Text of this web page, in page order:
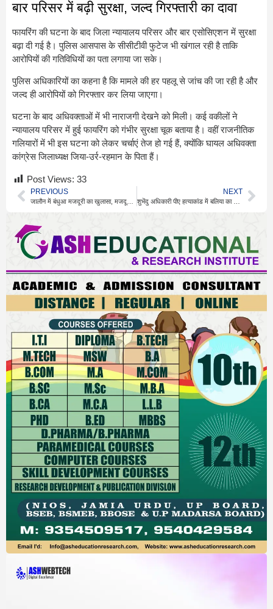
बार परिसर में बढ़ी सुरक्षा, जल्द गिरफ्तारी का दावा
फायरिंग की घटना के बाद जिला न्यायालय परिसर और बार एसोसिएशन में सुरक्षा
बढ़ा दी गई है। पुलिस आसपास के सीसीटीवी फुटेज भी खंगाल रही है ताकि
आरोपियों की गतिविधियों का पता लगाया जा सके।
पुलिस अधिकारियों का कहना है कि मामले की हर पहलू से जांच की जा रही है और
जल्द ही आरोपियों को गिरफ्तार कर लिया जाएगा।
घटना के बाद अधिवक्ताओं में भी नाराजगी देखने को मिली। कई वकीलों ने
न्यायालय परिसर में हुई फायरिंग को गंभीर सुरक्षा चूक बताया है। वहीं राजनीतिक
गलियारों में भी इस घटना को लेकर चर्चाएं तेज हो गई हैं, क्योंकि घायल अधिवक्ता
कांग्रेस जिलाध्यक्ष जिया-उर्र-रहमान के पिता हैं।
Post Views: 33
PREVIOUS NEXT